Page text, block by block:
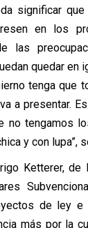
significar
en los
las
quedar en
tenga que
a presentar.
no tengamos
y con lupa”,
Ketterer, de
de ley e
más por la